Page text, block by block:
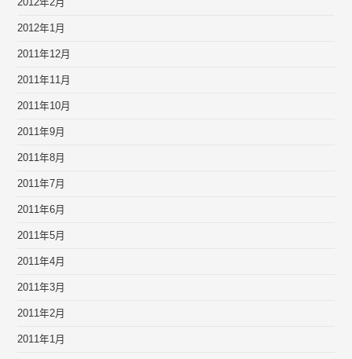
2012年2月
2012年1月
2011年12月
2011年11月
2011年10月
2011年9月
2011年8月
2011年7月
2011年6月
2011年5月
2011年4月
2011年3月
2011年2月
2011年1月